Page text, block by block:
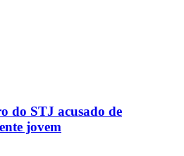
do STJ acusado de
jovem